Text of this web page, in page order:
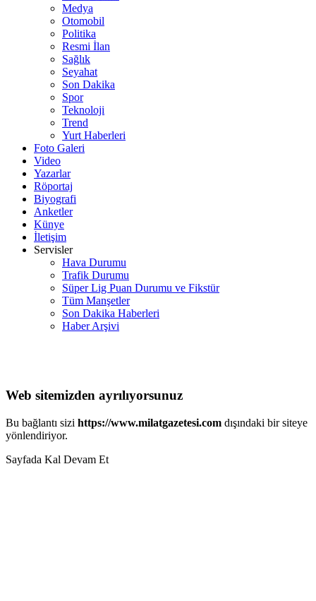
Medya
Otomobil
Politika
Resmi İlan
Sağlık
Seyahat
Son Dakika
Spor
Teknoloji
Trend
Yurt Haberleri
Foto Galeri
Video
Yazarlar
Röportaj
Biyografi
Anketler
Künye
İletişim
Servisler
Hava Durumu
Trafik Durumu
Süper Lig Puan Durumu ve Fikstür
Tüm Manşetler
Son Dakika Haberleri
Haber Arşivi
Web sitemizden ayrılıyorsunuz
Bu bağlantı sizi https://www.milatgazetesi.com dışındaki bir siteye
yönlendiriyor.
Sayfada Kal Devam Et